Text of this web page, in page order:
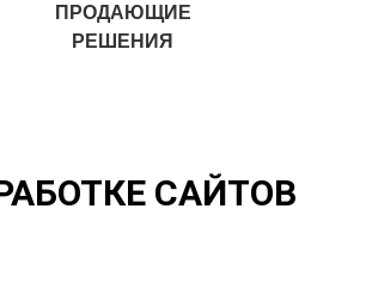
ПРОДАЮЩИЕ
РЕШЕНИЯ
САЙТОВ